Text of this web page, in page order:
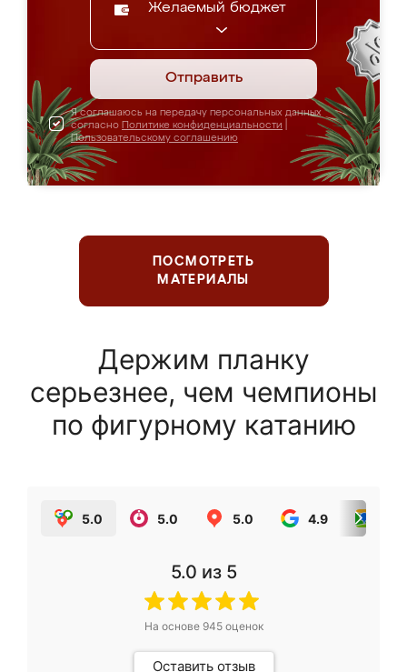
Желаемый бюджет
Отправить
Я соглашаюсь на передачу персональных данных
согласно Политике конфиденциальности
Пользовательскому соглашению
ПОСМОТРЕТЬ
МАТЕРИАЛЫ
Держим планку
серьезнее, чем чемпионы
по фигурному катанию
5.0 5.0 5.0 4.9
5.0 из 5
На основе 945оценок
Оставить отзыв